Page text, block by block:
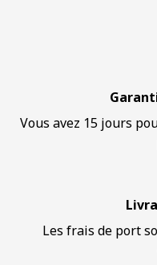
Vous avez 15 jours
Les frais de port